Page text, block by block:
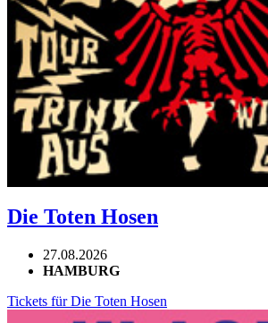
Die Toten Hosen
27.08.2026
HAMBURG
Tickets für Die Toten Hosen